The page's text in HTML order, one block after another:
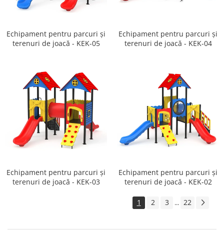
Echipament pentru parcuri și
terenuri de joacă - KEK-05
Echipament pentru parcuri și
terenuri de joacă - KEK-04
Echipament pentru parcuri și
terenuri de joacă - KEK-03
Echipament pentru parcuri și
terenuri de joacă - KEK-02
1 2 3 ... 22